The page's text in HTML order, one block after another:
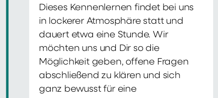
Dieses Kennenlernen findet bei uns
in lockerer Atmosphäre statt und
dauert etwa eine Stunde. Wir
möchten uns und Dir so die
Möglichkeit geben, offene Fragen
abschließend zu klären und sich
ganz bewusst für eine